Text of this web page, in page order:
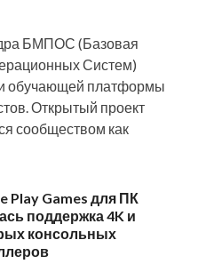
БМПОС (Базовая
Систем)
обучающей платформы
Открытый проект
сообществом как
Play Games для ПК
поддержка 4K и
консольных